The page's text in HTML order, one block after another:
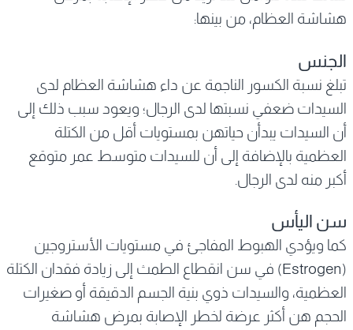
هشاشة العظام، من بينها:
الجنس
تبلغ نسبة الكسور الناجمة عن داء هشاشة العظام لدى
السيدات ضعفي نسبتها لدى الرجال؛ ويعود سبب ذلك إلى
أن السيدات يبدأن حياتهن بمستويات أقل من الكتلة
العظمية بالإضافة إلى أن للسيدات متوسط عمر متوقع
أكبر منه لدى الرجال.
سن اليأس
كما ويؤدي الهبوط المفاجئ في مستويات الأستروجين
(Estrogen) في سن انقطاع الطمث إلى زيادة فقدان الكتلة
العظمية، والسيدات ذوي بنية الجسم الدقيقة أو صغيرات
الحجم هن أكثر عرضة لخطر الإصابة بمرض هشاشة